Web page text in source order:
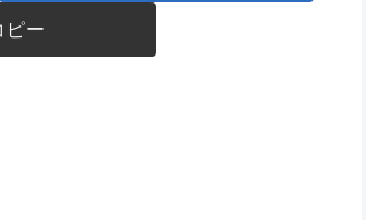
ピー